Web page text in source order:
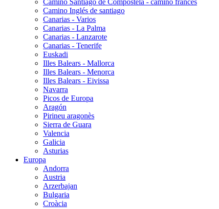
Camino Santiago de Compostela - camino frances
Camino Inglés de santiago
Canarias - Varios
Canarias - La Palma
Canarias - Lanzarote
Canarias - Tenerife
Euskadi
Illes Balears - Mallorca
Illes Balears - Menorca
Illes Balears - Eivissa
Navarra
Picos de Europa
Aragón
Pirineu aragonès
Sierra de Guara
Valencia
Galicia
Asturias
Europa
Andorra
Austria
Arzerbajan
Bulgaria
Croàcia